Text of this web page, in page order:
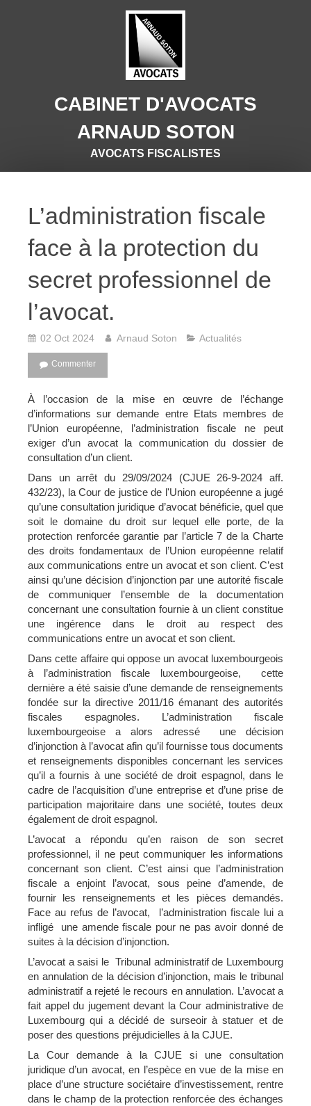
CABINET D'AVOCATS
ARNAUD SOTON
AVOCATS FISCALISTES
L’administration fiscale
face à la protection du
secret professionnel de
l’avocat.
02 Oct 2024 Arnaud Soton Actualités
Commenter
À l’occasion de la mise en œuvre de l’échange
d’informations sur demande entre Etats membres de
l’Union européenne, l’administration fiscale ne peut
exiger d’un avocat la communication du dossier de
consultation d’un client.
Dans un arrêt du 29/09/2024 (CJUE 26-9-2024 aff.
432/23), la Cour de justice de l'Union européenne a jugé
qu’une consultation juridique d’avocat bénéficie, quel que
soit le domaine du droit sur lequel elle porte, de la
protection renforcée garantie par l’article 7 de la Charte
des droits fondamentaux de l’Union européenne relatif
aux communications entre un avocat et son client. C’est
ainsi qu’une décision d’injonction par une autorité fiscale
de communiquer l’ensemble de la documentation
concernant une consultation fournie à un client constitue
une ingérence dans le droit au respect des
communications entre un avocat et son client.
Dans cette affaire qui oppose un avocat luxembourgeois
à l’administration fiscale luxembourgeoise, cette
dernière a été saisie d’une demande de renseignements
fondée sur la directive 2011/16 émanant des autorités
fiscales espagnoles. L’administration fiscale
luxembourgeoise a alors adressé une décision
d’injonction à l’avocat afin qu’il fournisse tous documents
et renseignements disponibles concernant les services
qu’il a fournis à une société de droit espagnol, dans le
cadre de l’acquisition d’une entreprise et d’une prise de
participation majoritaire dans une société, toutes deux
également de droit espagnol.
L’avocat a répondu qu’en raison de son secret
professionnel, il ne peut communiquer les informations
concernant son client. C’est ainsi que l’administration
fiscale a enjoint l’avocat, sous peine d’amende, de
fournir les renseignements et les pièces demandés.
Face au refus de l’avocat, l’administration fiscale lui a
infligé une amende fiscale pour ne pas avoir donné de
suites à la décision d’injonction.
L’avocat a saisi le Tribunal administratif de Luxembourg
en annulation de la décision d’injonction, mais le tribunal
administratif a rejeté le recours en annulation. L’avocat a
fait appel du jugement devant la Cour administrative de
Luxembourg qui a décidé de surseoir à statuer et de
poser des questions préjudicielles à la CJUE.
La Cour demande à la CJUE si une consultation
juridique d’un avocat, en l’espèce en vue de la mise en
place d’une structure sociétaire d’investissement, rentre
dans le champ de la protection renforcée des échanges